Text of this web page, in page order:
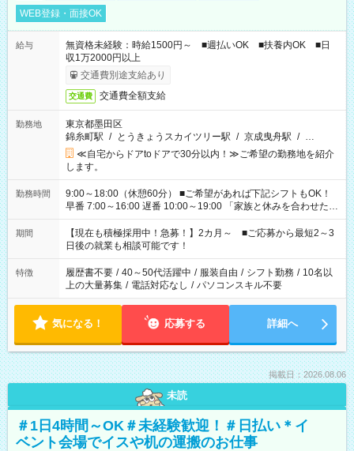
WEB登録・面接OK
給与
無資格未経験：時給1500円～ ■週払いOK ■扶養内OK ■日
収1万2000円以上
交通費別途支給あり
交通費 交通費全額支給
勤務地
東京都墨田区
錦糸町駅 / とうきょうスカイツリー駅 / 京成曳舟駅 / …
≪自宅からドアtoドアで30分以内！≫ご希望の勤務地を紹介
します。
勤務時間
9:00～18:00（休憩60分） ■ご希望があれば下記シフトもOK！
早番 7:00～16:00 遅番 10:00～19:00 「家族と休みを合わせた
い」 「余裕を持って夕飯の準備がしたい」 「できれば残業はし
たくない」 など、ご希望を教えてくださいね。 ※Wワーク希望
の方へ 今ご覧のお仕事で希望する勤務時間と、もう1つのお仕事
の勤務時間。 合計で週40時間を超える場合は応募できません。
期間
【現在も積極採用中！急募！】2カ月～ ■ご応募から最短2～3
日後の就業も相談可能です！
特徴 履歴書不要 / 40～50代活躍中 / 服装自由 / シフト勤務 / 10名以
上の大量募集 / 電話対応なし / パソコンスキル不要
気になる！ 応募する 詳細へ
掲載日：2026.08.06
未読
＃1日4時間～OK＃未経験歓迎！＃日払い＊イ
ベント会場でイスや机の運搬のお仕事